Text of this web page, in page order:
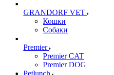
GRANDORF VET
Кошки
Собаки
Premier
Premier CAT
Premier DOG
Petlunch